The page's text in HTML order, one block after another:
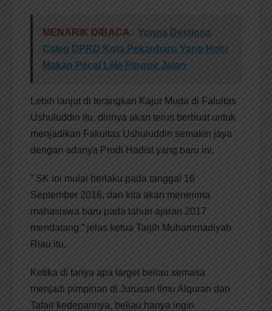
MENARIK DIBACA: Yonna Destinna
Caleg DPRD Kota Pekanbaru Yang Hobi
Makan Pecal Lele Pinggir Jalan
Lebih lanjut di terangkan Kajur Muda di Falultas
Ushuluddin itu, dirinya akan terus berbuat untuk
menjadikan Fakultas Ushuluddin semakin jaya
dengan adanya Prodi Hadist yang baru ini.
” SK ini mulai berlaku pada tanggal 16
September 2016, dan kita akan menerima
mahasiswa baru pada tahun ajaran 2017
mendatang.” jelas ketua Tarjih Muhammadiyah
Riau itu.
Ketika di tanya apa target beliau semasa
menjadi pimpinan di Jurusan Ilmu Alquran dan
Tafair kedepannya, beliau hanya ingin